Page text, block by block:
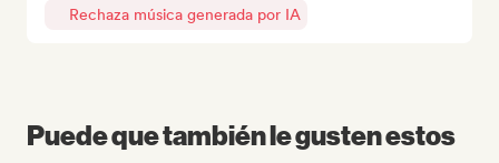
Rechaza música generada por IA
Puede que también le gusten estos